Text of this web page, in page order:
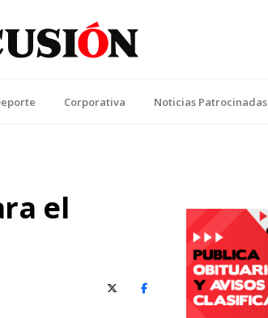
Corporativa Noticias Patrocinadas
el
X (Twitter)Facebook